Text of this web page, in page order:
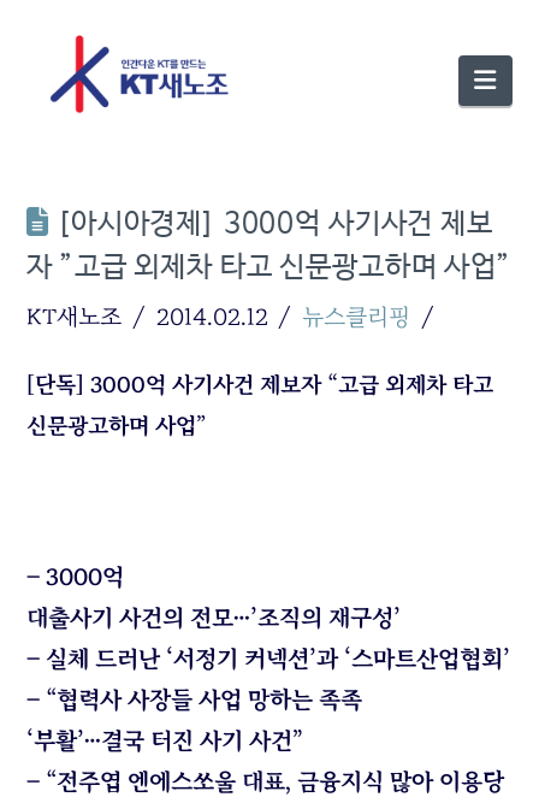
[아시아경제] 3000억 사기사건 제보
자 ”고급 외제차 타고 신문광고하며 사업”
KT새노조 2014.02.12 뉴스클리핑
[단독] 3000억 사기사건 제보자 “고급 외제차 타고
신문광고하며 사업”
– 3000억
대출사기 사건의 전모…’조직의 재구성’
– 실체 드러난 ‘서정기 커넥션’과 ‘스마트산업협회’
– “협력사 사장들 사업 망하는 족족
‘부활’…결국 터진 사기 사건”
– “전주엽 엔에스쏘울 대표, 금융지식 많아 이용당